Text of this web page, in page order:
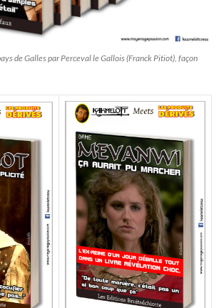
de Galles par Perceval le Gallois (Franck Pitiot), façon